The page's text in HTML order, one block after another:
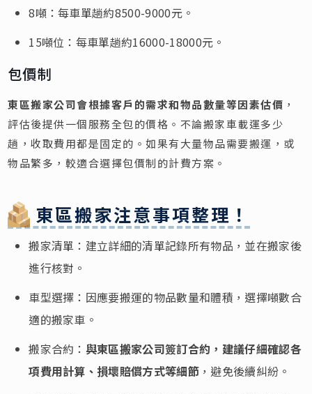
8噸：每車單趟約8500-9000元。
15噸位：每車單趟約16000-18000元。
包價制
東區搬家公司會根據客戶的需求和物品數量等因素估價 ，
評估後提供一個服務全包的價格。不論搬家車載運多少
趟，收取費用都是固定的。如果有大量物品需要搬運，或
物品繁多，較適合選擇包價制的計費方案。
東區搬家注意事項整理！
搬家清單：建立詳細的清單記錄所有物品，並在搬家後
進行核對。
車型選擇：因應要搬運的物品數量和體積，選擇噸數合
適的搬家車。
搬家合約： 與東區搬家公司簽訂合約，建議仔細確認各
項費用計算、損壞賠償方式等細節 ，避免後續糾紛。